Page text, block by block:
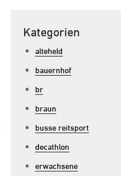
Kategorien
alteheld
bauernhof
br
braun
busse reitsport
decathlon
erwachsene